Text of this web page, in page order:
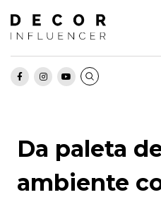
Skip
content
Da paleta
ambiente